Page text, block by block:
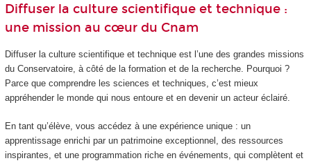
Diffuser la culture scientifique et technique :
une mission au cœur du Cnam
Diffuser la culture scientifique et technique est l’une des grandes missions
du Conservatoire, à côté de la formation et de la recherche. Pourquoi ?
Parce que comprendre les sciences et techniques, c’est mieux
appréhender le monde qui nous entoure et en devenir un acteur éclairé.
En tant qu’élève, vous accédez à une expérience unique : un
apprentissage enrichi par un patrimoine exceptionnel, des ressources
inspirantes, et une programmation riche en événements, qui complètent et